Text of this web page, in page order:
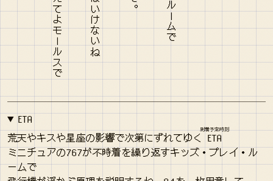
ETA
荒天やキスや星座の影響で次第にずれてゆく
ETA
到着予定時刻
ミニチュアの767が不時着を繰り返すキッズ・プレイ・ル
ームで